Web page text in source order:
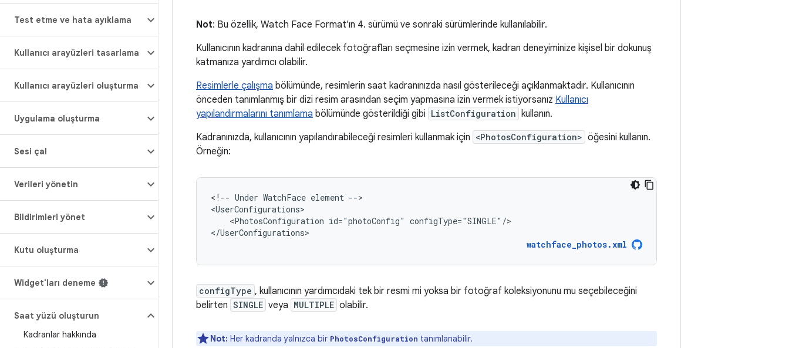
Test etme ve hata ayıklama
Kullanıcı arayüzleri tasarlama
Kullanıcı arayüzleri oluşturma
Uygulama oluşturma
Sesi çal
Verileri yönetin
Bildirimleri yönet
Kutu oluşturma
Widget'ları deneme
Saat yüzü oluşturun
Kadranlar hakkında
Not: Bu özellik, Watch Face Format'ın 4. sürümü ve sonraki sürümlerinde kullanılabilir.
Kullanıcının kadranına dahil edilecek fotoğrafları seçmesine izin vermek, kadran deneyiminize kişisel bir dokunuş
katmanıza yardımcı olabilir.
Resimlerle çalışma bölümünde, resimlerin saat kadranınızda nasıl gösterileceği açıklanmaktadır. Kullanıcının
önceden tanımlanmış bir dizi resim arasından seçim yapmasına izin vermek istiyorsanız Kullanıcı
yapılandırmalarını tanımlama bölümünde gösterildiği gibi ListConfiguration kullanın.
Kadranınızda, kullanıcının yapılandırabileceği resimleri kullanmak için <PhotosConfiguration> öğesini kullanın.
Örneğin:
<!-- Under WatchFace element -->
<PhotosConfiguration id="photoConfig" configType="SINGLE"/>
</UserConfigurations>
watchface_photos.xml
configType , kullanıcının yardımcıdaki tek bir resmi mi yoksa bir fotoğraf koleksiyonunu mu seçebileceğini
belirten SINGLE veya MULTIPLE olabilir.
Not: Her kadranda yalnızca bir PhotosConfiguration tanımlanabilir.